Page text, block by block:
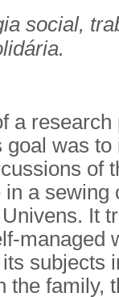
social,
a
was
of
a sewing
It
managed
subjects
the family,